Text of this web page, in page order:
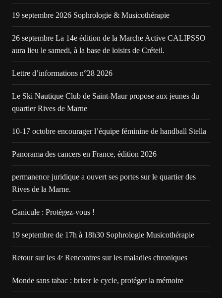
19 septembre 2026 Sophrologie & Musicothérapie
26 septembre La 14e édition de la Marche Active CALIPSSO
aura lieu le samedi, à la base de loisirs de Créteil.
Lettre d’informations n°28 2026
Le Ski Nautique Club de Saint-Maur propose aux jeunes du
quartier Rives de Marne
10-17 octobre encourager l’équipe féminine de handball Stella
Panorama des cancers en France, édition 2026
permanence juridique a ouvert ses portes sur le quartier des
Rives de la Marne.
Canicule : Protégez-vous !
19 septembre de 17h à 18h30 Sophrologie Musicothérapie
Retour sur les 4ᵉ Rencontres sur les maladies chroniques
Monde sans tabac : briser le cycle, protéger la mémoire